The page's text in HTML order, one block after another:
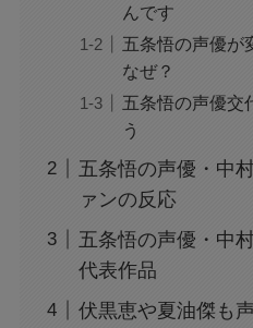
んです
五条悟の声優が
なぜ？
五条悟の声優交
う
五条悟の声優・中
ァンの反応
五条悟の声優・中
代表作品
伏黒恵や夏油傑も